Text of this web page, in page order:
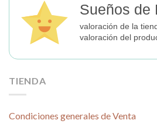
producto
Sueños de
valoración de la
valoración del
TIENDA
Condiciones generales de Venta